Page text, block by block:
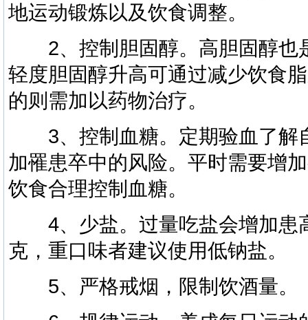
地运动锻炼以及饮食调整。
2、控制胆固醇。高胆固醇也
轻度胆固醇升高可通过减少饮食
的则需加以药物治疗。
3、控制血糖。定期验血了解
加罹患卒中的风险。平时需要增
饮食合理控制血糖。
4、少盐。过量吃盐会增加患
克，重口味者建议使用低钠盐。
5、严格戒烟，限制饮酒量。